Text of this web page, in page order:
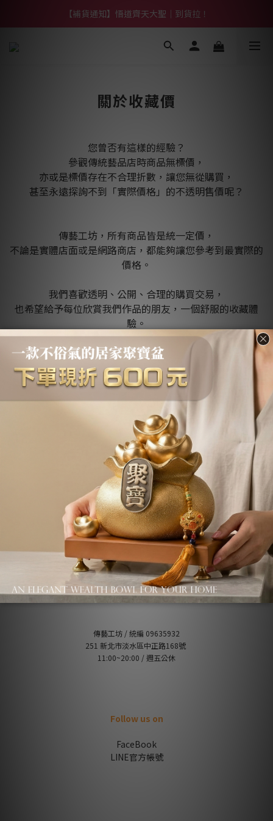
【熱門】馬上有系列！四種寶物幫你財運「轉」進來
【補貨通知】悟道齊天大聖｜到貨拉！
【熱門】馬上有系列！四種寶物幫你財運「轉」進來
關於收藏價
您曾否有這樣的經驗？
參觀傳統藝品店時商品無標價，
亦或是標價存在不合理折數，讓您無從購買，
甚至永遠探詢不到「實際價格」的不透明售價呢？
傳藝工坊，所有商品皆是統一定價，
不論是實體店面或是網路商店，都能夠讓您參考到最實際的
價格。
我們喜歡透明、公開、合理的購買交易，
也希望給予每位欣賞我們作品的朋友，一個舒服的收藏體
驗。
不議價、不二價是我們對所有消費者的公平對待，
也是對藝術家、創作者一個禮貌的尊重。
About us
品牌故事
退換貨條款
關於收藏價
Q&A / 常見問題
不會下單嗎？下單教學請點我
Contant us
傳藝工坊 / 統編 09635932
251 新北市淡水區中正路168號
11:00~20:00 / 週五公休
Follow us on
FaceBook
LINE官方帳號